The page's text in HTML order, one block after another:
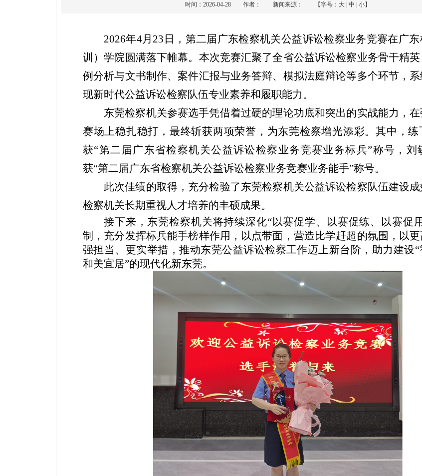
时间：2026-04-28 作者： 新闻来源： 【字号： 大 中 小】
2026年4月23日，第二届广东检察机关公益诉讼检察业务竞赛在广
训）学院圆满落下帷幕。本次竞赛汇聚了全省公益诉讼检察业务骨干精
例分析与文书制作、案件汇报与业务答辩、模拟法庭辩论等多个环节，
现新时代公益诉讼检察队伍专业素养和履职能力。
东莞检察机关参赛选手凭借着过硬的理论功底和突出的实战能力，
赛场上稳扎稳打，最终斩获两项荣誉，为东莞检察增光添彩。其中，练
获“第二届广东省检察机关公益诉讼检察业务竞赛业务标兵”称号，刘
获“第二届广东省检察机关公益诉讼检察业务竞赛业务能手”称号。
此次佳绩的取得，充分检验了东莞检察机关公益诉讼检察队伍建设
检察机关长期重视人才培养的丰硕成果。
接下来，东莞检察机关将持续深化“以赛促学、以赛促练、以赛促
制，充分发挥标兵能手榜样作用，以点带面，营造比学赶超的氛围，以
强担当、更实举措，推动东莞公益诉讼检察工作迈上新台阶，助力建设“
和美宜居”的现代化新东莞。